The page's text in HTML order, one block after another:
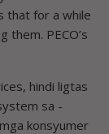
that for a while
PECO’s
hindi ligtas
sa
konsyumer